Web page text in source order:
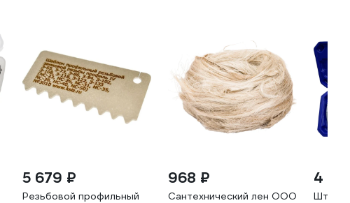
5 679 ₽
Резьбовой профильный
968 ₽
Сантехнический лен ООО
4